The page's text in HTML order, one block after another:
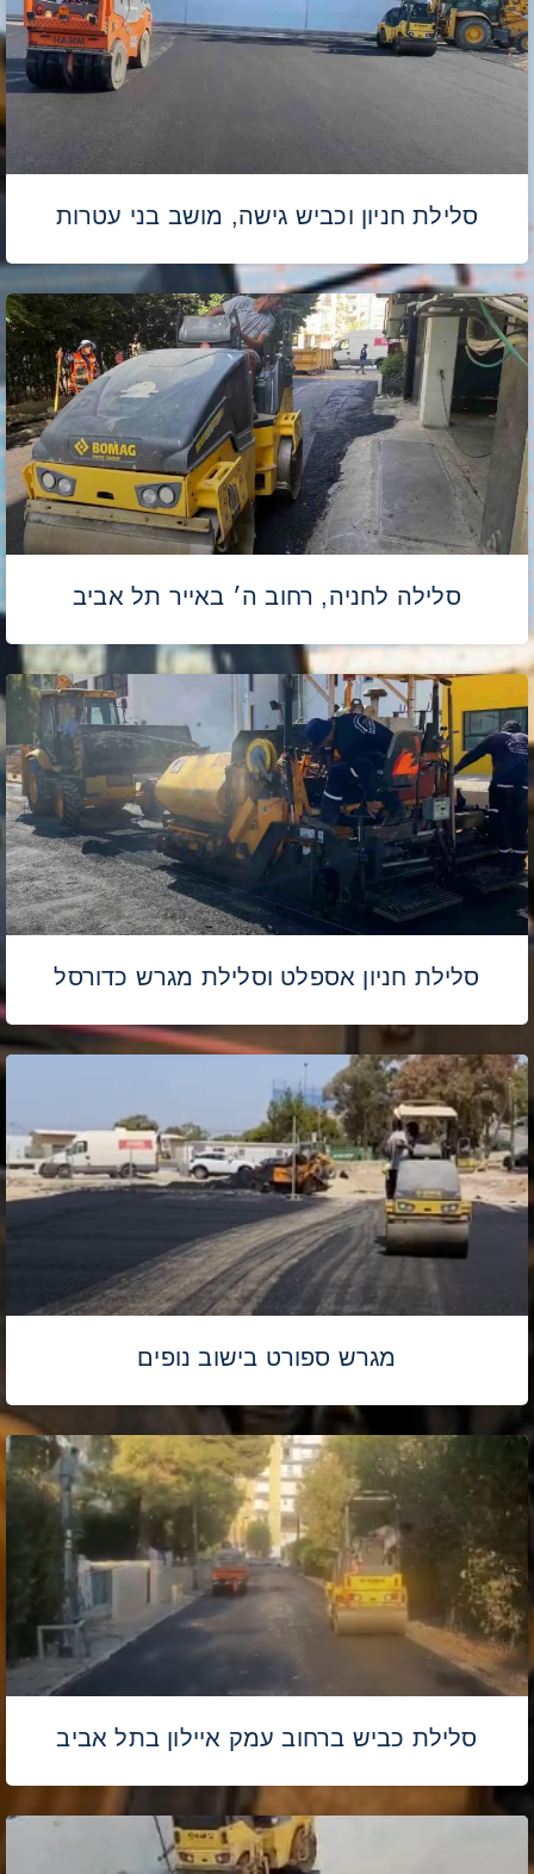
סלילת חניון וכביש גישה, מושב בני עטרות
סלילה לחניה, רחוב ה׳ באייר תל אביב
סלילת חניון אספלט וסלילת מגרש כדורסל
מגרש ספורט בישוב נופים
סלילת כביש ברחוב עמק איילון בתל אביב